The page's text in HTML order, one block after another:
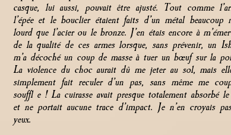
casque, lui aussi, pouvait être ajusté. Tout comme
l’épée et le bouclier étaient faits d’un métal beaucoup
lourd que l’acier ou le bronze. J’en étais encore à
de la qualité de ces armes lorsque, sans prévenir, un
m’a décoché un coup de masse à tuer un bœuf sur la
La violence du choc aurait dû me jeter au sol, mais
simplement fait reculer d’un pas, sans même me
souffl e ! La cuirasse avait presque totalement absorbé
et ne portait aucune trace d’impact. Je n’en croyais
yeux.